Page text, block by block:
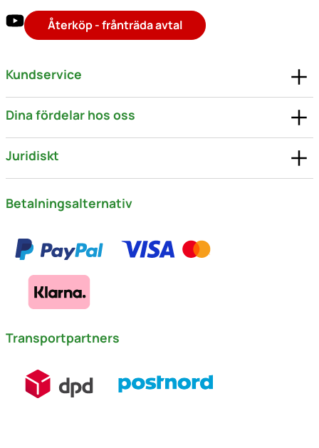
Återköp - frånträda avtal
Kundservice
Dina fördelar hos oss
Juridiskt
Betalningsalternativ
Transportpartners